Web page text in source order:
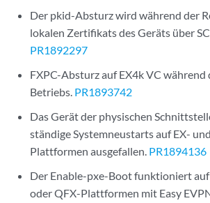
Der pkid-Absturz wird während der
lokalen Zertifikats des Geräts über
PR1892297
FXPC-Absturz auf EX4k VC während
Betriebs. PR1893742
Das Gerät der physischen
ständige Systemneustarts auf EX-
Plattformen ausgefallen. PR1894136
Der Enable-pxe-Boot funktioniert
oder QFX-Plattformen mit Easy